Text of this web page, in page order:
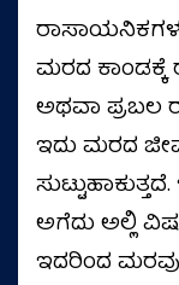
ಮರದ ಕಾಂಡಕ್ಕೆ
ಅಥವಾ ಪ್ರಬಲ
ಇದು ಮರದ
ಅಗೆದು ಅಲ್ಲಿ
ಇದರಿಂದ ಮರವು